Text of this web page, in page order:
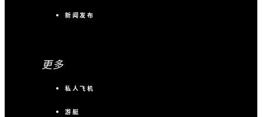
新闻发布
更多
私人飞机
游艇